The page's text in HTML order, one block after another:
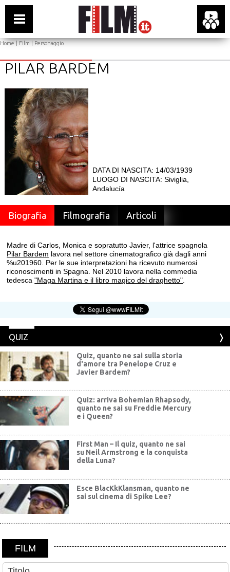
Home|Film| Personaggio
PILAR BARDEM
DATA DI NASCITA: 14/03/1939
LUOGO DI NASCITA: Siviglia,
Andalucía
Biografia Filmografia Articoli
Madre di Carlos, Monica e sopratutto Javier, l'attrice spagnola
Pilar Bardem lavora nel settore cinematografico già dagli anni
%u201960. Per le sue interpretazioni ha ricevuto numerosi
riconoscimenti in Spagna. Nel 2010 lavora nella commedia
tedesca"Maga Martina e il libro magico del draghetto"
QUIZ
Quiz, quanto ne sai sulla storia
d'amore tra Penelope Cruz e
Javier Bardem?
Quiz: arriva Bohemian Rhapsody,
quanto ne sai su Freddie Mercury
e i Queen?
First Man – Il quiz, quanto ne sai
su Neil Armstrong e la conquista
della Luna?
Esce BlacKkKlansman, quanto ne
sai sul cinema di Spike Lee?